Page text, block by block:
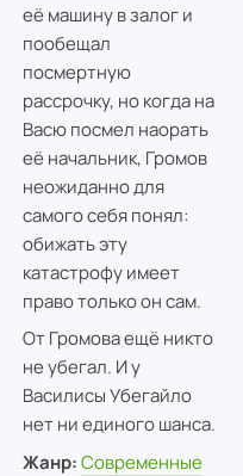
её машину в залог и
пообещал
посмертную
рассрочку, но когда на
Васю посмел наорать
её начальник, Громов
неожиданно для
самого себя понял:
обижать эту
катастрофу имеет
право только он сам.
От Громова ещё никто
не убегал. И у
Василисы Убегайло
нет ни единого шанса.
Жанр: Современные